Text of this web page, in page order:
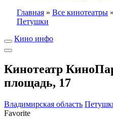
Главная » Все кинотеатры »
Петушки
Кино инфо
Кинотеатр
площадь, 17
Владимирская область
Favorite